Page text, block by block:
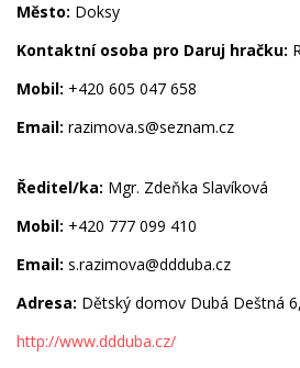
Město: Doksy
Kontaktní osoba pro Daruj hračku:
Mobil: +420 605 047 658
Email: razimova.s@seznam.cz
Ředitel/ka: Mgr. Zdeňka Slavíková
Mobil: +420 777 099 410
Email: s.razimova@ddduba.cz
Adresa: Dětský domov Dubá Deštná
http://www.ddduba.cz/